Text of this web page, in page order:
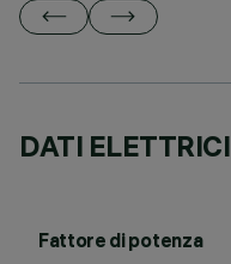
DATI ELETTRICI
Fattore di potenza